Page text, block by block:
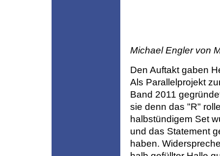
Michael Engler von
Den Auftakt gaben
Als Parallelprojekt
Band 2011
sie denn das "R"
halbstündigem Set
und das Statement
haben.